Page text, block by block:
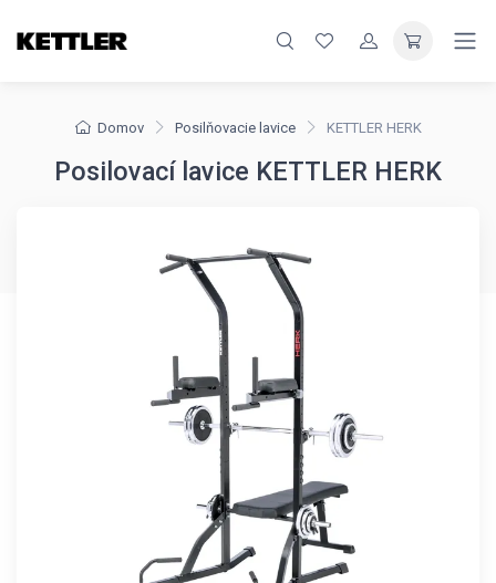
Domov Posilňovacie lavice KETTLER HERK
Posilovací lavice KETTLER HERK